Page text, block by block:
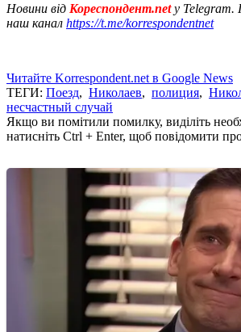
Новини від Кореспондент.netу Telegram.
наш канал https://t.me/korrespondentnet
Читайте Korrespondent.net в Google News
ТЕГИ: Поезд, Николаев, полиция,
несчастный случай
Якщо ви помітили помилку, виділіть
натисніть Ctrl + Enter, щоб повідомити